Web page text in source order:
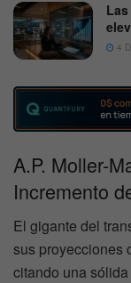
4
A.P. Moller-
Incremento
El gigante del
sus proyecciones
citando una